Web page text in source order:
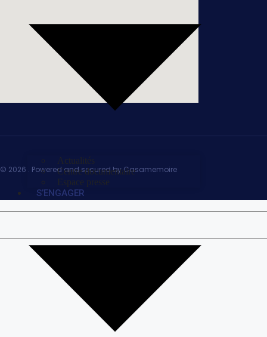
Actualités
Centre documentaire
Espace presse
S’ENGAGER
© 2026 . Powered and secured by Casamemoire